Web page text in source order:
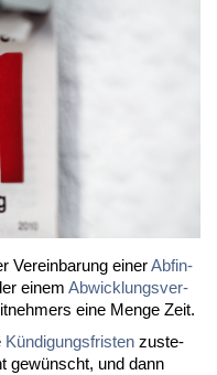
Ver­ein­ba­rung ei­nerAb­fin­
ei­nem Ab­wick­lungs­ver­
ei­ne Men­ge Zeit.
Kün­di­gungs­fris­ten zu­ste­
ge­wünscht, und dann